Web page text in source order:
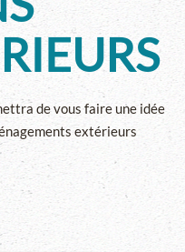
de vous faire une idée
extérieurs